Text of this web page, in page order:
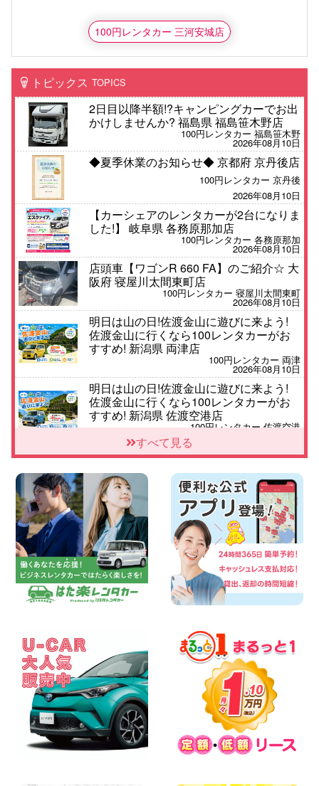
100円レンタカー 三河安城店
トピックス TOPICS
2日目以降半額!?キャンピングカーでお出
かけしませんか? 福島県 福島笹木野店
100円レンタカー 福島笹木野
2026年08月10日
◆夏季休業のお知らせ◆ 京都府 京丹後店
100円レンタカー 京丹後
2026年08月10日
【カーシェアのレンタカーが2台になりま
した!】 岐阜県 各務原那加店
100円レンタカー 各務原那加
2026年08月10日
店頭車【ワゴンR 660 FA】のご紹介☆ 大
阪府 寝屋川太間東町店
100円レンタカー 寝屋川太間東町
2026年08月10日
明日は山の日!佐渡金山に遊びに来よう!
佐渡金山に行くなら100レンタカーがお
すすめ! 新潟県 両津店
100円レンタカー 両津
2026年08月10日
明日は山の日!佐渡金山に遊びに来よう!
佐渡金山に行くなら100レンタカーがお
すすめ! 新潟県 佐渡空港店
100円レンタカー 佐渡空港
8月 お盆休みのお知らせ 広島県 ベイシテ
100円レンタカー ベイシティ宇品
2026年08月10日
本日レンタカー空きあります!! 北海道 札
幌下手稲通り店
100円レンタカー 札幌下手稲通り
2026年08月10日
車の運搬に便利な【積載車(キャリアカ
ー)】をレンタル可能です! 千葉県 千葉北
店
100円レンタカー 千葉北
2026年08月09日
夏季休業日についてお知らせ 大阪府 大阪
100円レンタカー 大阪高石
2026年08月09日
お盆期間中の休業期間のご案内 千葉県 千
葉花見川店
100円レンタカー 千葉花見川
2026年08月08日
やっぱりオープンカーは最高!!!ですね 兵
庫県 加古川店
すべて見る